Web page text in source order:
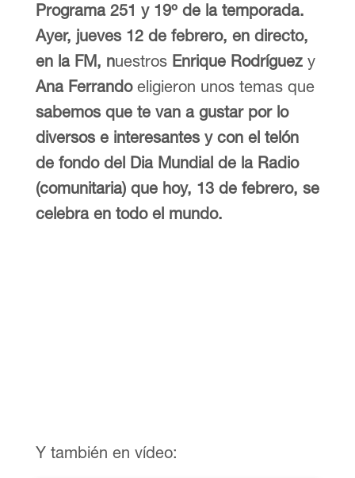
Programa 251 y 19º de la temporada.
Ayer, jueves 12 de febrero, en directo,
en la FM, nuestros Enrique Rodríguezy
Ana Ferrandoeligieron unos temas que
sabemos que te van a gustar por lo
diversos e interesantes y con el telón
de fondo del Dia Mundial de la Radio
(comunitaria) que hoy, 13 de febrero, se
celebra en todo el mundo.
Y también en vídeo: